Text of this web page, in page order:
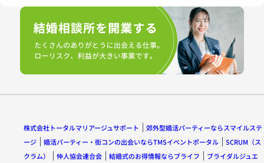
株式会社トータルマリアージュサポート
郊外型婚活パーティーならスマイルステ
ージ
婚活パーティー・街コンの出会いならTMSイベントポータル
SCRUM（ス
クラム）
仲人協会連合会 結婚式のお得情報ならブライフ
ブライダルジュエ